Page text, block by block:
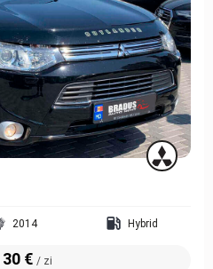
2014 Hybrid
30 € / zi